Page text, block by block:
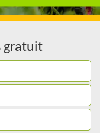
gratuit